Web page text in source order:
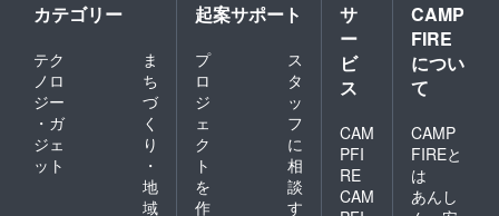
カテゴリー
テク
ノロ
ジー
・ガ
ジェ
ット
ま
ち
づ
く
り
・
地
域
起案サポート
プ
ロ
ジ
ェ
ク
ト
を
作
ス
タ
ッ
フ
に
相
談
す
サ
ー
ビ
ス
CAM
PFI
RE
CAM
CAMP
FIRE
につい
て
CAMP
FIREと
は
あんし